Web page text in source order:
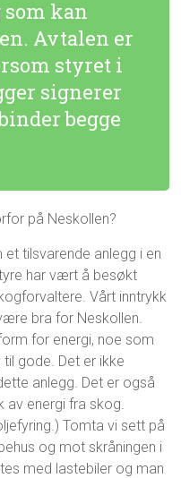
kan
Avtalen er
styret i
signerer
begge
på Neskollen?
tilsvarende anlegg i en
har vært å besøkt
Vårt inntrykk
bra for Neskollen.
for energi, noe som
gode. Det er ikke
anlegg. Det er også
av energi fra skog.
Tomta vi sett på
og mot skråningen i
med lastebiler og man